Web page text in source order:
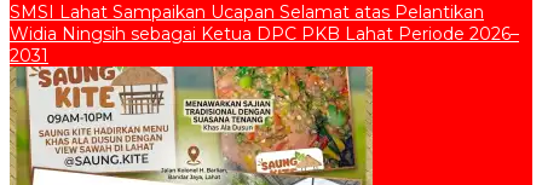
SMSI Lahat Sampaikan Ucapan Selamat atas Pelantikan
Widia Ningsih sebagai Ketua DPC PKB Lahat Periode 2026–
2031